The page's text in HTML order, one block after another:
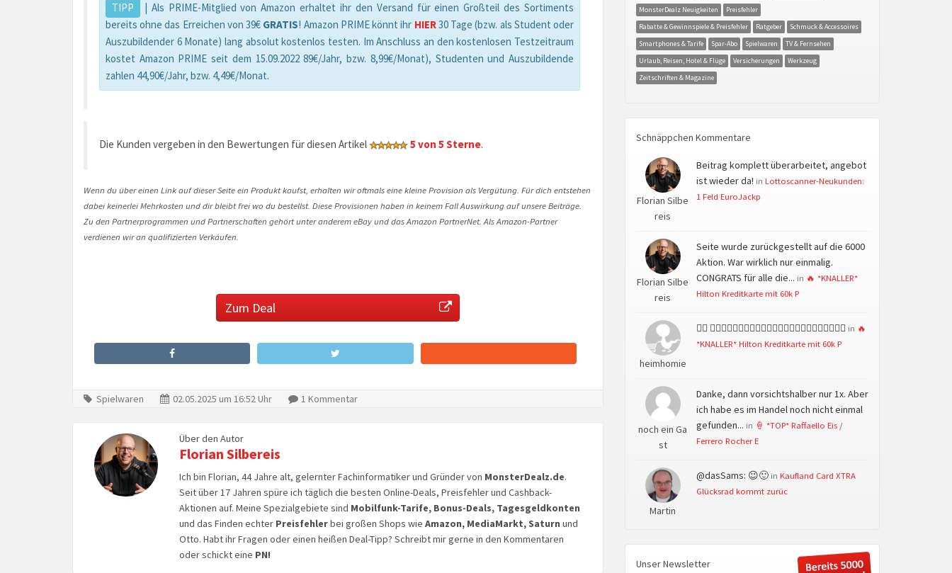
TIPP
| Als PRIME-Mitglied von Amazon erhaltet ihr den Versand für einen Großteil des Sortiments
bereits ohne das Erreichen von 39€ GRATIS! Amazon PRIME könnt ihr HIER30 Tage (bzw. als Student oder
Auszubildender 6 Monate) lang absolut kostenlos testen. Im Anschluss an den kostenlosen Testzeitraum
kostet Amazon PRIME seit dem 15.09.2022 89€/Jahr, bzw. 8,99€/Monat), Studenten und Auszubildende
zahlen 44,90€/Jahr, bzw. 4,49€/Monat.
Die Kunden vergeben in den Bewertungen für diesen Artikel 5 von 5 Sterne.
Wenn du über einen Link auf dieser Seite ein Produkt kaufst, erhalten wir oftmals eine kleine Provision als Vergütung. Für dich entstehen
dabei keinerlei Mehrkosten und dir bleibt frei wo du bestellst. Diese Provisionen haben in keinem Fall Auswirkung auf unsere Beiträge.
Zu den Partnerprogrammen und Partnerschaften gehört unter anderem eBay und das Amazon PartnerNet. Als Amazon-Partner
verdienen wir an qualifizierten Verkäufen.
Zum Deal
Spielwaren 02.05.2025 um 16:52 Uhr 1 Kommentar
Über den Autor
Florian Silbereis
Ich bin Florian, 44 Jahre alt, gelernter Fachinformatiker und Gründer von MonsterDealz.de.
Seit über 17 Jahren spüre ich täglich die besten Online-Deals, Preisfehler und Cashback-
Aktionen auf. Meine Spezialgebiete sind Mobilfunk-Tarife, Bonus-Deals, Tagesgeldkonten
und das Finden echterPreisfehlerbei großen Shops wie Amazon, MediaMarkt, Saturn und
Otto. Habt ihr Fragen oder einen heißen Deal-Tipp? Schreibt mir gerne in den Kommentaren
oder schickt eine PN!
MonsterDealz Neuigkeiten
Preisfehler
Rabatte & Gewinnspiele & Preisfehler
Ratgeber
Schmuck & Accessoires
Smartphones & Tarife
Spar-Abo Spielwaren
TV & Fernsehen
Urlaub, Reisen, Hotel & Flüge
Versicherungen
Werkzeug
Zeitschriften & Magazine
Schnäppchen Kommentare
Florian Silbe
reis
Beitrag komplett überarbeitet, angebot
ist wieder da! in Lottoscanner-Neukunden:
1 Feld EuroJackp
Florian Silbe
reis
Seite wurde zurückgestellt auf die 6000
Aktion. War wirklich nur einmalig.
CONGRATS für alle die... in 🔥 *KNALLER*
Hilton Kreditkarte mit 60k P
heimhomie
👍🏻 👍🏻👍🏻👍🏻👍🏻👍🏻👍🏻👍🏻👍🏻👍🏻👍🏻👍🏻👍🏻 in 🔥
*KNALLER* Hilton Kreditkarte mit 60k P
noch ein Ga
st
Danke, dann vorsichtshalber nur 1x. Aber
ich habe es im Handel noch nicht einmal
gefunden... in 🍦 *TOP* Raffaello Eis /
Ferrero Rocher E
Martin
@dasSams: 😉🙂 in Kaufland Card XTRA
Glücksrad kommt zurüc
Unser Newsletter